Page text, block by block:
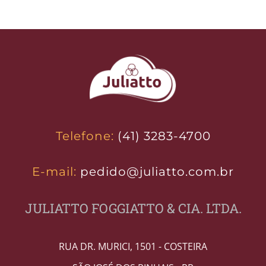
Telefone: (41) 3283-4700
E-mail: pedido@juliatto.com.br
JULIATTO FOGGIATTO & CIA. LTDA.
RUA DR. MURICI, 1501 - COSTEIRA